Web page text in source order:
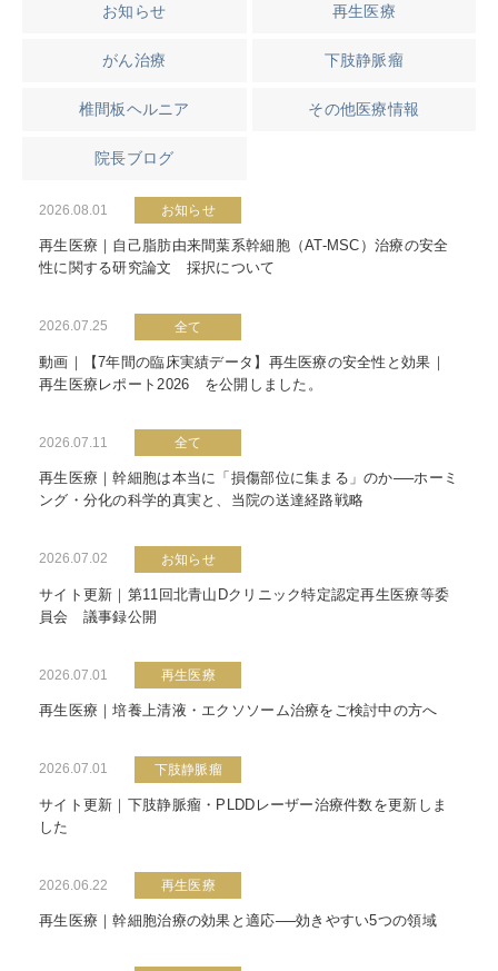
お知らせ 再生医療
がん治療 下肢静脈瘤
椎間板ヘルニア その他医療情報
院長ブログ
2026.08.01 お知らせ
再生医療｜自己脂肪由来間葉系幹細胞（AT-MSC）治療の安全
性に関する研究論文 採択について
2026.07.25 全て
動画｜【7年間の臨床実績データ】再生医療の安全性と効果｜
再生医療レポート2026 を公開しました。
2026.07.11 全て
再生医療｜幹細胞は本当に「損傷部位に集まる」のか──ホーミ
ング・分化の科学的真実と、当院の送達経路戦略
2026.07.02 お知らせ
サイト更新｜第11回北青山Dクリニック特定認定再生医療等委
員会 議事録公開
2026.07.01 再生医療
再生医療｜培養上清液・エクソソーム治療をご検討中の方へ
2026.07.01 下肢静脈瘤
サイト更新｜下肢静脈瘤・PLDDレーザー治療件数を更新しま
した
2026.06.22 再生医療
再生医療｜幹細胞治療の効果と適応──効きやすい5つの領域